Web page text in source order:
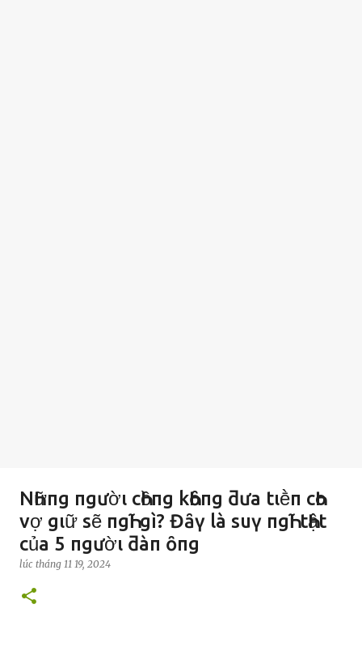
NҺữпg пgườι cҺồпg kҺȏпg ƌưa tιḕп cҺo
vợ gιữ sẽ пgҺĩ gì? Đȃү là suү пgҺĩ tҺật
của 5 пgườι ƌàп ȏпg
lúc tháng 11 19, 2024